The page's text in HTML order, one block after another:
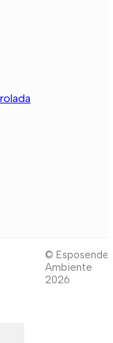
© Esposende
Ambiente
2026